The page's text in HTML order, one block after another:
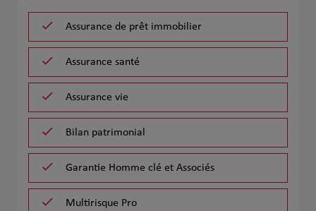
Assurance de prêt immobilier
Assurance santé
Assurance vie
Bilan patrimonial
Garantie Homme clé et Associés
Multirisque Pro